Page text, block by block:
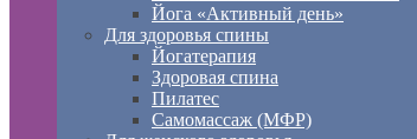
Йога «Активный день»
Для здоровья спины
Йогатерапия
Здоровая спина
Пилатес
Самомассаж (МФР)